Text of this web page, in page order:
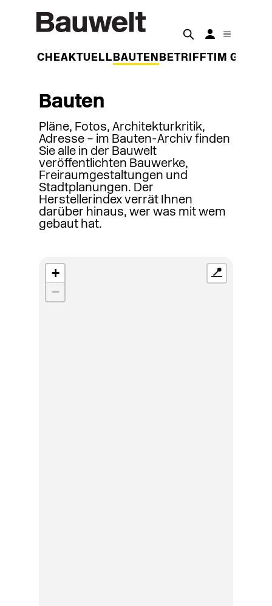
WOCHEAKTUELL BAUTEN BETRIFFT IM
Bauten
Pläne, Fotos, Architekturkritik,
Adresse – im Bauten-Archiv finden
Sie alle in der Bauwelt
veröffentlichten Bauwerke,
Freiraumgestaltungen und
Stadtplanungen. Der
Herstellerindex verrät Ihnen
darüber hinaus, wer was mit wem
gebaut hat.
+
−
📍